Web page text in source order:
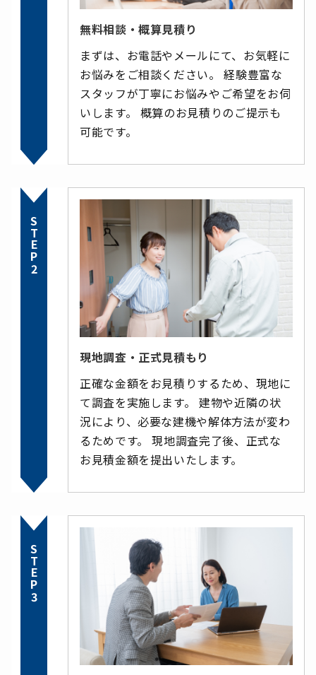
無料相談・概算見積り
まずは、お電話やメールにて、お気軽に
お悩みをご相談ください。 経験豊富な
スタッフが丁寧にお悩みやご希望をお伺
いします。 概算のお見積りのご提示も
可能です。
STEP2
現地調査・正式見積もり
正確な金額をお見積りするため、現地に
て調査を実施します。 建物や近隣の状
況により、必要な建機や解体方法が変わ
るためです。 現地調査完了後、正式な
お見積金額を提出いたします。
STEP3